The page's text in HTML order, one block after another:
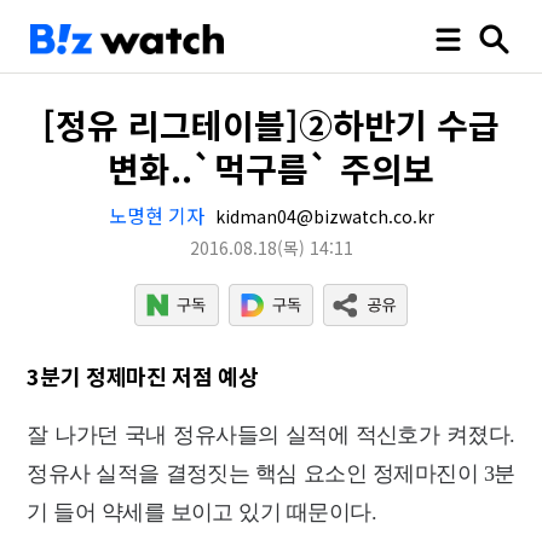
[정유 리그테이블]②하반기 수급
변화..`먹구름` 주의보
노명현 기자 kidman04@bizwatch.co.kr
2016.08.18(목) 14:11
3분기 정제마진 저점 예상
잘 나가던 국내 정유사들의 실적에 적신호가 켜졌다.
정유사 실적을 결정짓는 핵심 요소인 정제마진이 3분
기 들어 약세를 보이고 있기 때문이다.